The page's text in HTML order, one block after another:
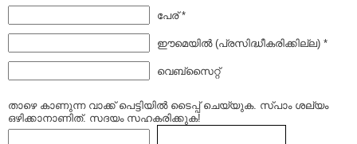
പേര് *
ഈമെയില്‍ (പ്രസിദ്ധീകരിക്കില്ല) *
വെബ്സൈറ്റ്
താഴെ കാണുന്ന വാക്ക് പെട്ടിയില്‍ ടൈപ്പ്‌ ചെയ്യുക. സ്പാം ശല്യം
ഒഴിക്കാനാണിത്. സദയം സഹകരിക്കുക!